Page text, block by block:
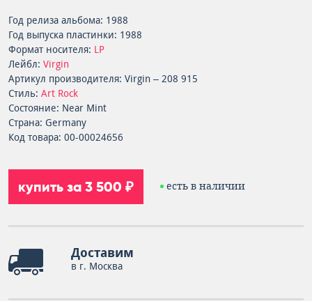
Год релиза альбома: 1988
Год выпуска пластинки: 1988
Формат носителя: LP
Лейбл: Virgin
Артикул производителя: Virgin – 208 915
Стиль: Art Rock
Состояние: Near Mint
Страна: Germany
Код товара: 00-00024656
купить за 3 500 ₽ есть в наличии
Доставим
в г. Москва